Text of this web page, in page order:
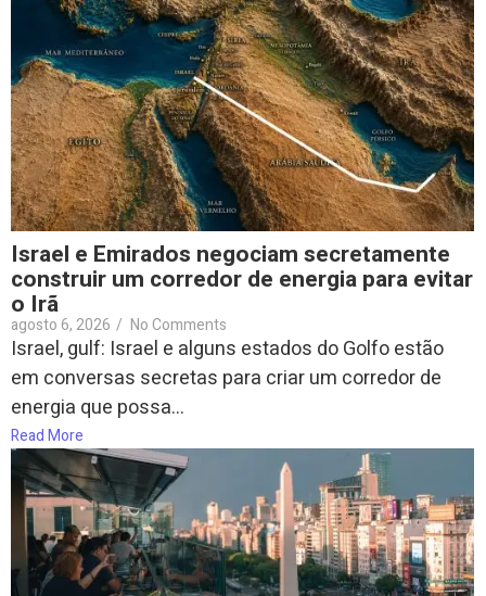
Israel e Emirados negociam secretamente
construir um corredor de energia para evitar
o Irã
agosto 6, 2026 / No Comments
Israel, gulf: Israel e alguns estados do Golfo estão
em conversas secretas para criar um corredor de
energia que possa...
Read More